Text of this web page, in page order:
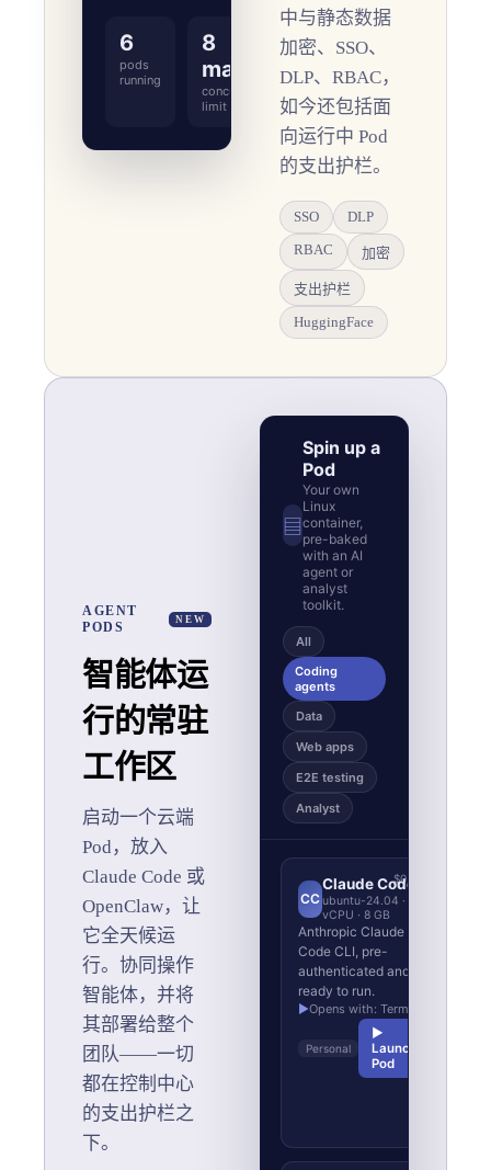
6
pods
running
8
max
concurrent
limit
中与静态数据
加密、SSO、
DLP、RBAC，
如今还包括面
向运行中 Pod
的支出护栏。
SSO
DLP
RBAC
加密
支出护栏
HuggingFace
AGENT
PODS
NEW
智能体运
行的常驻
工作区
启动一个云端
Pod，放入
Claude Code 或
OpenClaw，让
它全天候运
行。协同操作
智能体，并将
其部署给整个
团队——一切
都在控制中心
的支出护栏之
下。
▤
Spin up a
Pod
Your own
Linux
container,
pre-baked
with an AI
agent or
analyst
toolkit.
All
Coding
agents
Data
Web apps
E2E testing
Analyst
$0.48/h
CC
Claude Code
ubuntu-24.04 · 4
vCPU · 8 GB
Anthropic Claude
Code CLI, pre-
authenticated and
ready to run.
▶Opens with: Terminal
Personal
▶
Launch
Pod